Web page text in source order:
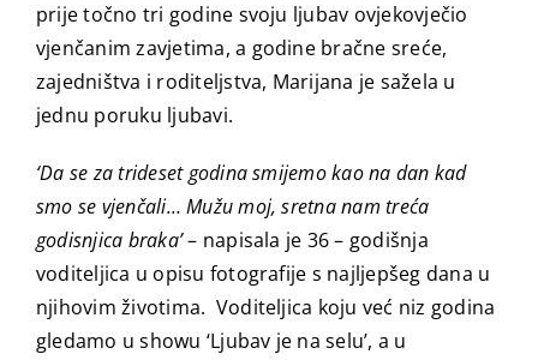
prije točno tri godine svoju ljubav ovjekovječio
vjenčanim zavjetima, a godine bračne sreće,
zajedništva i roditeljstva, Marijana je sažela u
jednu poruku ljubavi.
‘Da se za trideset godina smijemo kao na dan kad
smo se vjenčali… Mužu moj, sretna nam treća
godisnjica braka’– napisala je 36 – godišnja
voditeljica u opisu fotografije s najljepšeg dana u
njihovim životima. Voditeljica koju već niz godina
gledamo u showu ‘Ljubav je na selu’, a u